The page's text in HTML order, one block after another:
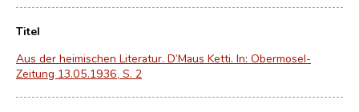
Titel
Aus der heimischen Literatur. D’Maus Ketti. In: Obermosel-
Zeitung 13.05.1936, S. 2